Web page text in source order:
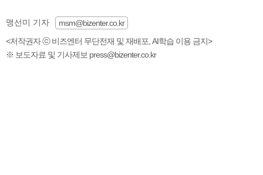
맹선미 기자
msm@bizenter.co.kr
<저작권자 ⓒ 비즈엔터 무단전재 및 재배포, AI학습 이용 금지>
※ 보도자료 및 기사제보 press@bizenter.co.kr